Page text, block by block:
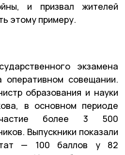
и призвал жителей
этому примеру.
экзамена
оперативном совещании.
образования и науки
в основном периоде
более 3 500
Выпускники показали
— 100 баллов у 82